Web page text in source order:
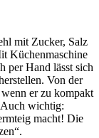
mit Zucker, Salz
Küchenmaschine
per Hand lässt sich
Von der
er zu kompakt
Auch wichtig:
macht! Die